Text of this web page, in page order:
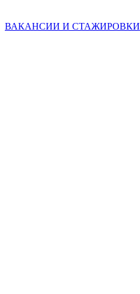
ВАКАНСИИ И СТАЖИРОВКИ